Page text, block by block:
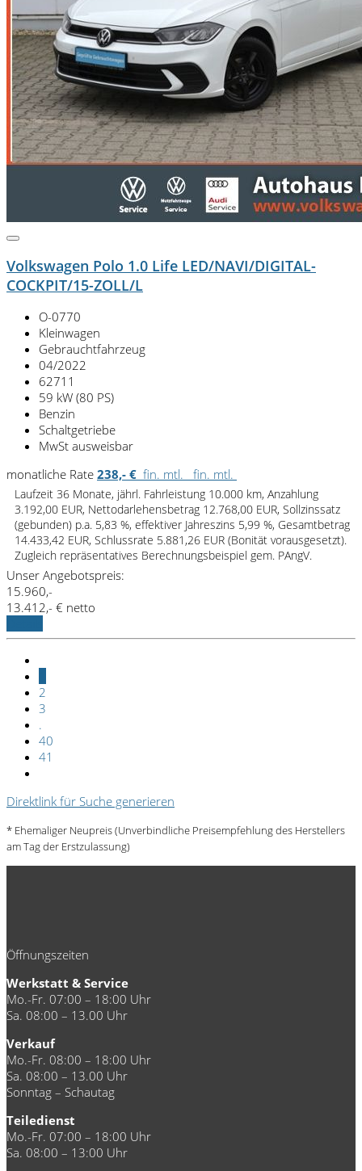
Volkswagen Polo 1.0 Life LED/NAVI/DIGITAL-
COCKPIT/15-ZOLL/L
O-0770
Kleinwagen
Gebrauchtfahrzeug
04/2022
62711
59 kW (80 PS)
Benzin
Schaltgetriebe
MwSt ausweisbar
monatliche Rate 238,- € fin. mtl. fin. mtl.
Laufzeit 36 Monate, jährl. Fahrleistung 10.000 km, Anzahlung
3.192,00 EUR, Nettodarlehensbetrag 12.768,00 EUR, Sollzinssatz
(gebunden) p.a. 5,83 %, effektiver Jahreszins 5,99 %, Gesamtbetrag
14.433,42 EUR, Schlussrate 5.881,26 EUR (Bonität vorausgesetzt).
Zugleich repräsentatives Berechnungsbeispiel gem. PAngV.
Unser Angebotspreis:
15.960,-
13.412,- € netto
2
3
.
40
41
Direktlink für Suche generieren
* Ehemaliger Neupreis (Unverbindliche Preisempfehlung des Herstellers
am Tag der Erstzulassung)
Öffnungszeiten
Werkstatt & Service
Mo.-Fr. 07:00 – 18:00 Uhr
Sa. 08:00 – 13.00 Uhr
Verkauf
Mo.-Fr. 08:00 – 18:00 Uhr
Sa. 08:00 – 13.00 Uhr
Sonntag – Schautag
Teiledienst
Mo.-Fr. 07:00 – 18:00 Uhr
Sa. 08:00 – 13:00 Uhr